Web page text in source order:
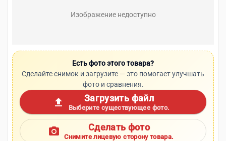
Изображение недоступно
Есть фото этого товара?
Сделайте снимок и загрузите — это помогает улучшать
фото и сравнения.
upload Загрузить файл
Выберите существующее фото.
photo_camera Сделать фото
Снимите лицевую сторону товара.